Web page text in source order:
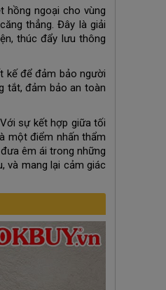
hồng ngoại cho vùng
thẳng. Đây là giải
thúc đẩy lưu thông
kế để đảm bảo người
tắt, đảm bảo an toàn
sự kết hợp giữa tối
một điểm nhấn thẩm
êm ái trong những
và mang lại cảm giác